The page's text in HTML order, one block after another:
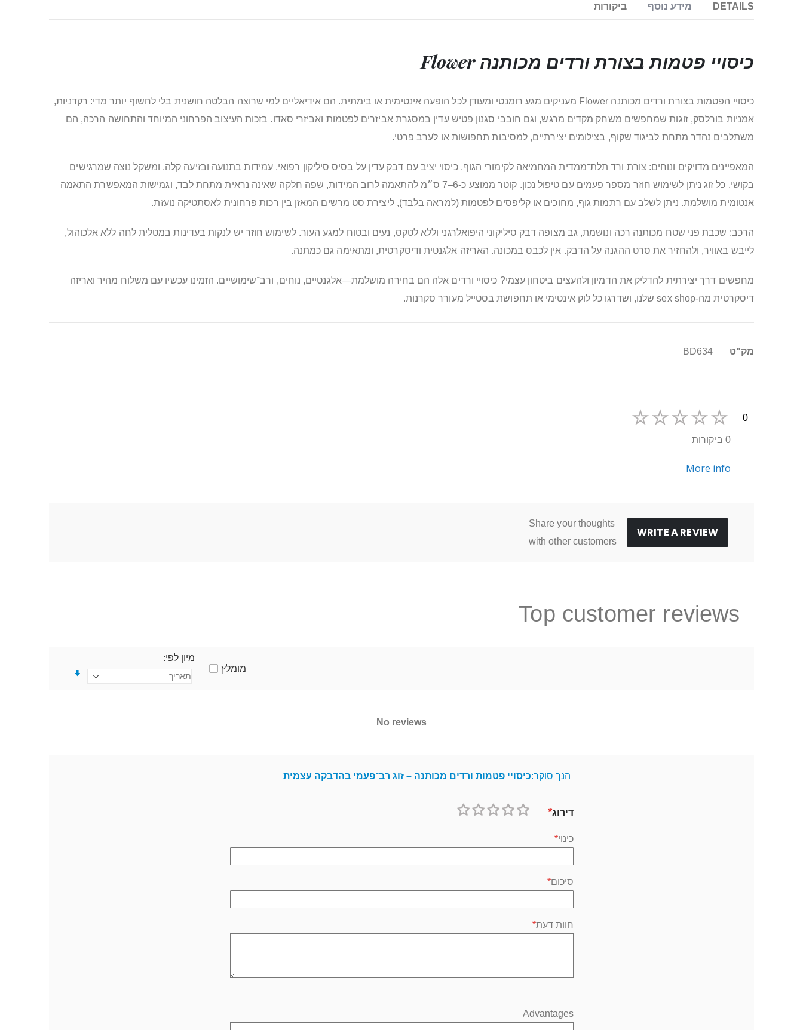
DETAILS מידע נוסף ביקורות
כיסויי פטמות בצורת ורדים מכותנה Flower
כיסויי הפטמות בצורת ורדים מכותנה Flower מעניקים מגע רומנטי ומעודן לכל הופעה אינטימית או בימתית. הם אידיאליים למי שרוצה הבלטה חושנית בלי לחשוף יותר מדי: רקדניות,
אמניות בורלסק, זוגות שמחפשים משחק מקדים מרגש, וגם חובבי סגנון פטיש עדין במסגרת אביזרים לפטמות ואביזרי סאדו. בזכות העיצוב הפרחוני המיוחד והתחושה הרכה, הם
משתלבים נהדר מתחת לביגוד שקוף, בצילומים יצירתיים, למסיבות תחפושות או לערב פרטי.
המאפיינים מדויקים ונוחים: צורת ורד תלת־ממדית המחמיאה לקימורי הגוף, כיסוי יציב עם דבק עדין על בסיס סיליקון רפואי, עמידות בתנועה ובזיעה קלה, ומשקל נוצה שמרגישים
בקושי. כל זוג ניתן לשימוש חוזר מספר פעמים עם טיפול נכון. קוטר ממוצע כ‑6–7 ס״מ להתאמה לרוב המידות, שפה חלקה שאינה נראית מתחת לבד, וגמישות המאפשרת התאמה
אנטומית מושלמת. ניתן לשלב עם רתמות גוף, מחוכים או קליפסים לפטמות (למראה בלבד), ליצירת סט מרשים המאזן בין רכות פרחונית לאסתטיקה נועזת.
הרכב: שכבת פני שטח מכותנה רכה ונושמת, גב מצופה דבק סיליקוני היפואלרגני וללא לטקס, נעים ובטוח למגע העור. לשימוש חוזר יש לנקות בעדינות במטלית לחה ללא אלכוהול,
לייבש באוויר, ולהחזיר את סרט ההגנה על הדבק. אין לכבס במכונה. האריזה אלגנטית ודיסקרטית, ומתאימה גם כמתנה.
מחפשים דרך יצירתית להדליק את הדמיון ולהעצים ביטחון עצמי? כיסויי ורדים אלה הם בחירה מושלמת—אלגנטיים, נוחים, ורב־שימושיים. הזמינו עכשיו עם משלוח מהיר ואריזה
דיסקרטית מה‑sex shop שלנו, ושדרגו כל לוק אינטימי או תחפושת בסטייל מעורר סקרנות.
מידע
מק"ט BD634
0
0 ביקורות
More info
WRITE A REVIEW
Share your thoughts
with other customers
Top customer reviews
מומלץ
מיון לפי
No reviews
הנך סוקר:כיסויי פטמות ורדים מכותנה – זוג רב־פעמי בהדבקה עצמית
דירוג
כינוי
סיכום
חוות דעת
Advantages